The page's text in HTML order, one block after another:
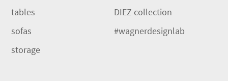
tables
sofas
storage
DIEZ collection
#wagnerdesignlab